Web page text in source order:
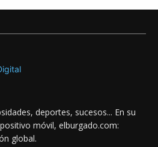
deportes, sucesos... En su
móvil, elburgado.com:
global.